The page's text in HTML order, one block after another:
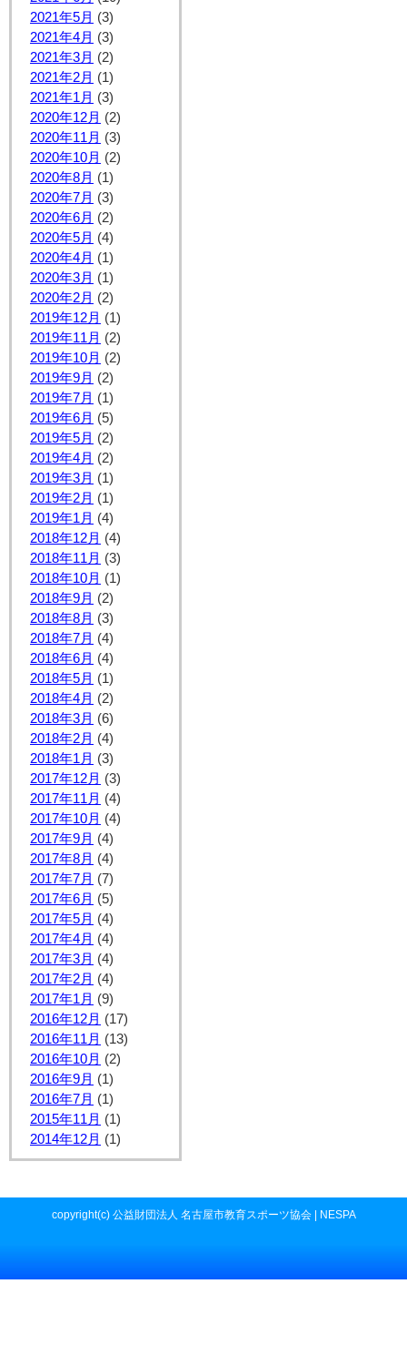
2021年5月 (3)
2021年4月 (3)
2021年3月 (2)
2021年2月 (1)
2021年1月 (3)
2020年12月 (2)
2020年11月 (3)
2020年10月 (2)
2020年8月 (1)
2020年7月 (3)
2020年6月 (2)
2020年5月 (4)
2020年4月 (1)
2020年3月 (1)
2020年2月 (2)
2019年12月 (1)
2019年11月 (2)
2019年10月 (2)
2019年9月 (2)
2019年7月 (1)
2019年6月 (5)
2019年5月 (2)
2019年4月 (2)
2019年3月 (1)
2019年2月 (1)
2019年1月 (4)
2018年12月 (4)
2018年11月 (3)
2018年10月 (1)
2018年9月 (2)
2018年8月 (3)
2018年7月 (4)
2018年6月 (4)
2018年5月 (1)
2018年4月 (2)
2018年3月 (6)
2018年2月 (4)
2018年1月 (3)
2017年12月 (3)
2017年11月 (4)
2017年10月 (4)
2017年9月 (4)
2017年8月 (4)
2017年7月 (7)
2017年6月 (5)
2017年5月 (4)
2017年4月 (4)
2017年3月 (4)
2017年2月 (4)
2017年1月 (9)
2016年12月 (17)
2016年11月 (13)
2016年10月 (2)
2016年9月 (1)
2016年7月 (1)
2015年11月 (1)
2014年12月 (1)
copyright(c) 公益財団法人 名古屋市教育スポーツ協会 | NESPA